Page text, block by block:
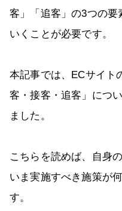
客」「追客」の3つの要
いくことが必要です。
本記事では、ECサイト
客・接客・追客」につ
ました。
こちらを読めば、自身
いま実施すべき施策が
す。